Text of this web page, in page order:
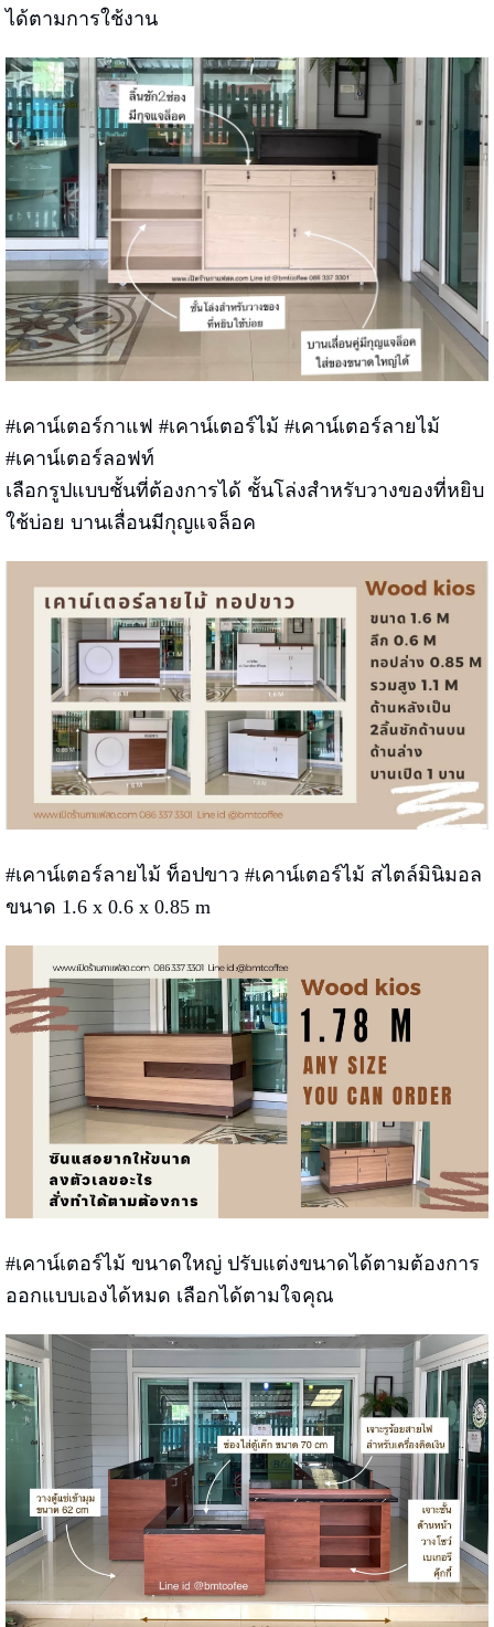
ได้ตามการใช้งาน
#เคาน์เตอร์กาแฟ #เคาน์เตอร์ไม้ #เคาน์เตอร์ลายไม้
#เคาน์เตอร์ลอฟท์
เลือกรูปแบบชั้นที่ต้องการได้ ชั้นโล่งสำหรับวางของที่หยิบ
ใช้บ่อย บานเลื่อนมีกุญแจล็อค
#เคาน์เตอร์ลายไม้ ท็อปขาว #เคาน์เตอร์ไม้ สไตล์มินิมอล
ขนาด 1.6 x 0.6 x 0.85 m
#เคาน์เตอร์ไม้ ขนาดใหญ่ ปรับแต่งขนาดได้ตามต้องการ
ออกแบบเองได้หมด เลือกได้ตามใจคุณ